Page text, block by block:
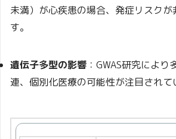
未満）が心疾患の場合、発症リスクが
す。
遺伝子多型の影響 ：GWAS研究によ
連、個別化医療の可能性が注目されて